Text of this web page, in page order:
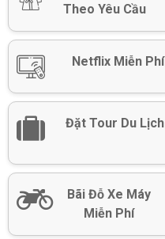
Theo Yêu Cầu
Netflix Miễn Phí
Đặt Tour Du Lịch
Bãi Đỗ Xe Máy
Miễn Phí